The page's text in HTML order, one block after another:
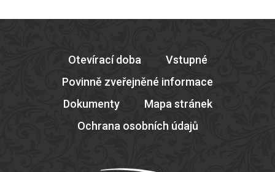
Otevírací doba
Vstupné
Povinně zveřejněné informace
Dokumenty
Mapa stránek
Ochrana osobních údajů